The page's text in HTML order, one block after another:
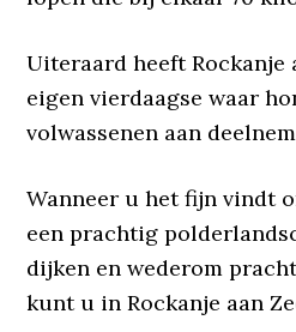
Uiteraard heeft Rockanje
eigen vierdaagse waar
volwassenen aan
Wanneer u het fijn vindt
een prachtig
dijken en wederom
kunt u in Rockanje aan